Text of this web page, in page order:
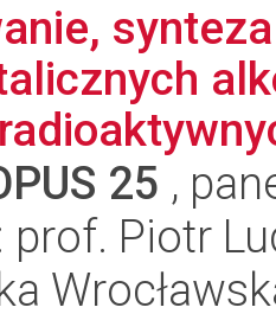
25 ,
prof. Piotr